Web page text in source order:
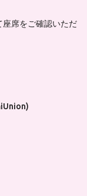
席をご確認いただ